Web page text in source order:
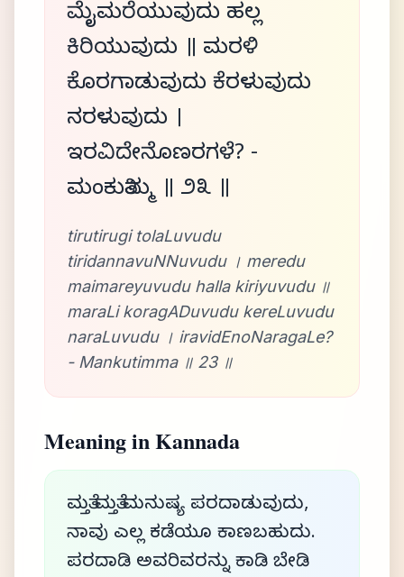
ಮೈಮರೆಯುವುದು ಹಲ್ಲ
ಕಿರಿಯುವುದು ॥ ಮರಳಿ
ಕೊರಗಾಡುವುದು ಕೆರಳುವುದು
ನರಳುವುದು ।
ಇರವಿದೇನೊಣರಗಳೆ? -
ಮಂಕುತಿಮ್ಮ ॥ ೨೩ ॥
tirutirugi tolaLuvudu
tiridannavuNNuvudu । meredu
maimareyuvudu halla kiriyuvudu ॥
maraLi koragADuvudu kereLuvudu
naraLuvudu । iravidEnoNaragaLe?
- Mankutimma ॥ 23 ॥
Meaning in Kannada
ಮತ್ತೆ ಮತ್ತೆ ಮನುಷ್ಯ ಪರದಾಡುವುದು,
ನಾವು ಎಲ್ಲ ಕಡೆಯೂ ಕಾಣಬಹುದು.
ಪರದಾಡಿ ಅವರಿವರನ್ನು ಕಾಡಿ ಬೇಡಿ